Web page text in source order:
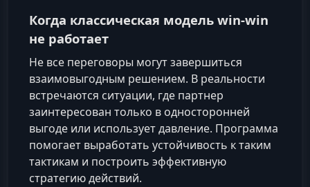
Когда классическая модель win-win
не работает
Не все переговоры могут завершиться
взаимовыгодным решением. В реальности
встречаются ситуации, где партнер
заинтересован только в односторонней
выгоде или использует давление. Программа
помогает выработать устойчивость к таким
тактикам и построить эффективную
стратегию действий.